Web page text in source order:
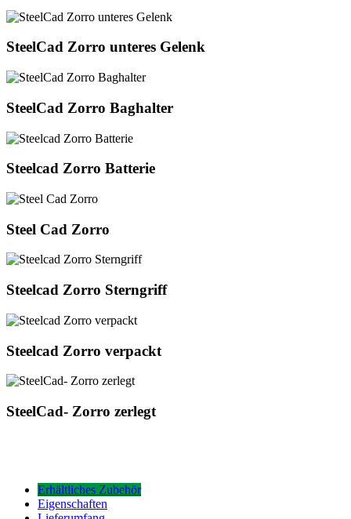
SteelCad
unteres
Gelenk
SteelCad Zorro unteres Gelenk
SteelCad
Baghalter
SteelCad Zorro Baghalter
Steelcad
Batterie
Steelcad Zorro Batterie
Steel
Zorro
Steel Cad Zorro
Steelcad
Sterngriff
Steelcad Zorro Sterngriff
Steelcad
verpackt
Steelcad Zorro verpackt
SteelCad-
SteelCad- Zorro zerlegt
Erhältliches Zubehör
Eigenschaften